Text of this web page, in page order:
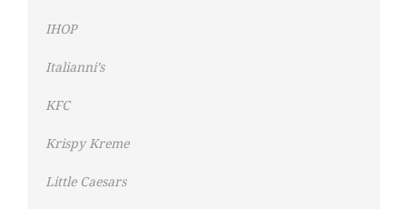
IHOP
Italianni’s
KFC
Krispy Kreme
Little Caesars